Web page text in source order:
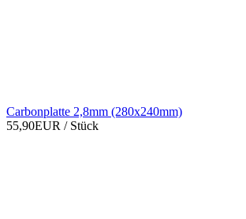
Carbonplatte 2,8mm (280x240mm)
55,90EUR / Stück